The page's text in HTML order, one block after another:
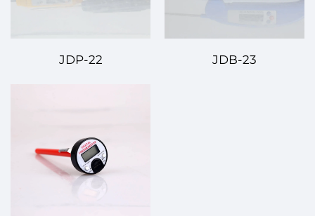
JDP-22 JDB-23